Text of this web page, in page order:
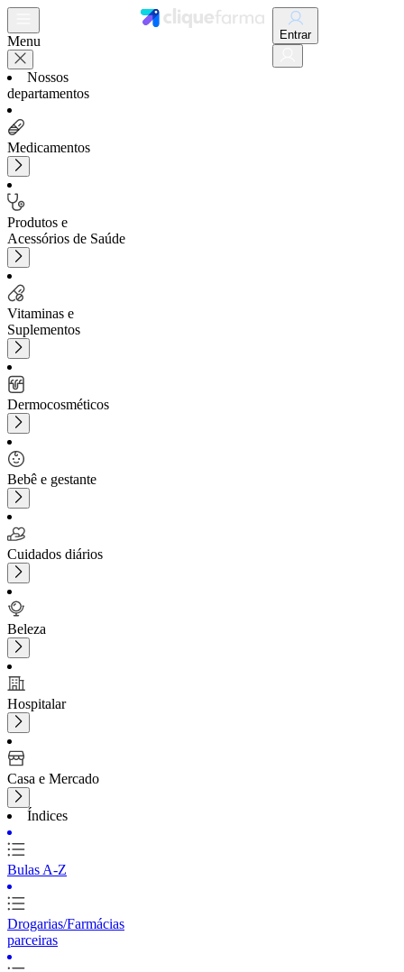
Menu
Nossos
departamentos
Medicamentos
Produtos e
Acessórios de Saúde
Vitaminas e
Suplementos
Dermocosméticos
Bebê e gestante
Cuidados diários
Beleza
Hospitalar
Casa e Mercado
Índices
Bulas A-Z
Drogarias/Farmácias
parceiras
Entrar